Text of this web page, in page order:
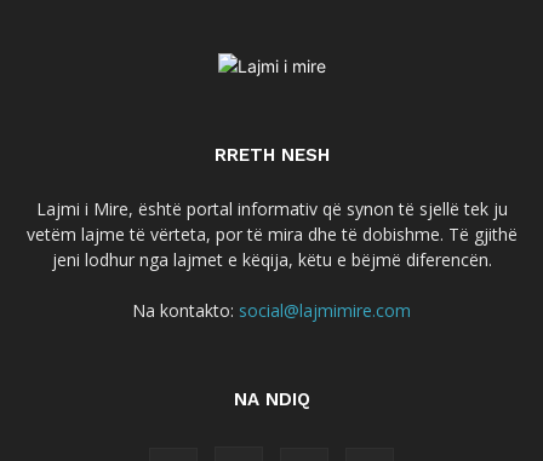
RRETH NESH
Lajmi i Mire, është portal informativ që synon të sjellë tek ju
vetëm lajme të vërteta, por të mira dhe të dobishme. Të gjithë
jeni lodhur nga lajmet e këqija, këtu e bëjmë diferencën.
Na kontakto: social@lajmimire.com
NA NDIQ